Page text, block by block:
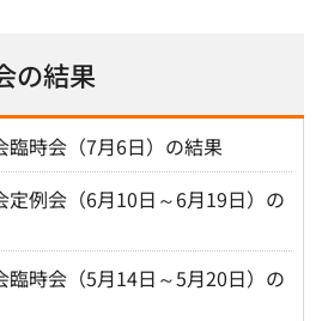
の結果
臨時会（7月6日）の結果
定例会（6月10日～6月19日）の
臨時会（5月14日～5月20日）の